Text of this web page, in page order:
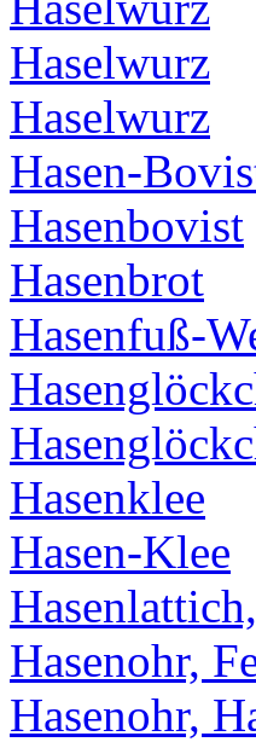
Haselwurz
Haselwurz
Hasen-
Hasenbovist
Hasenbrot
Hasenfuß-
Hasenklee
Hasen-Klee
Hasenohr,
Hasenohr,